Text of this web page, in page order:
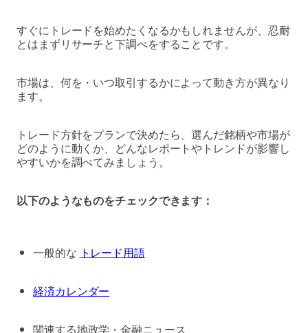
すぐにトレードを始めたくなるかもしれませんが、忍耐
とはまずリサーチと下調べをすることです。
市場は、何を・いつ取引するかによって動き方が異なり
ます。
トレード方針をプランで決めたら、選んだ銘柄や市場が
どのように動くか、どんなレポートやトレンドが影響し
やすいかを調べてみましょう。
以下のようなものをチェックできます：
一般的な トレード用語
経済カレンダー
関連する地政学・金融ニュース